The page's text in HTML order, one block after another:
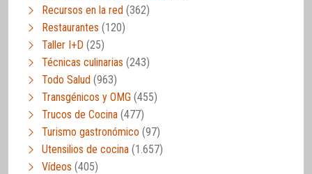
Recursos en la red (362)
Restaurantes (120)
Taller I+D (25)
Técnicas culinarias (243)
Todo Salud (963)
Transgénicos y OMG (455)
Trucos de Cocina (477)
Turismo gastronómico (97)
Utensilios de cocina (1.657)
Vídeos (405)